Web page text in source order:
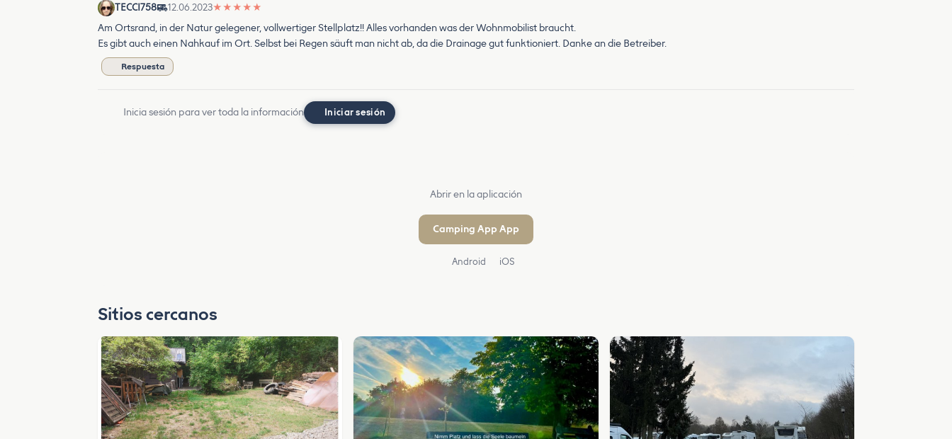
TECCI758 12.06.2023★ ★ ★ ★ ★
Am Ortsrand, in der Natur gelegener, vollwertiger Stellplatz!! Alles vorhanden was der Wohnmobilist braucht.
Es gibt auch einen Nahkauf im Ort. Selbst bei Regen säuft man nicht ab, da die Drainage gut funktioniert. Danke an die Betreiber.
Respuesta
Inicia sesión para ver toda la información Iniciar sesión
Abrir en la aplicación
Camping App App
Android iOS
Sitios cercanos